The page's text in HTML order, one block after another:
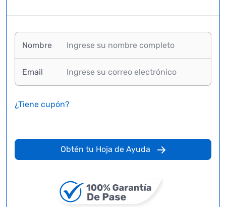
Nombre
Email
¿Tiene cupón?
Obtén tu Hoja de Ayuda